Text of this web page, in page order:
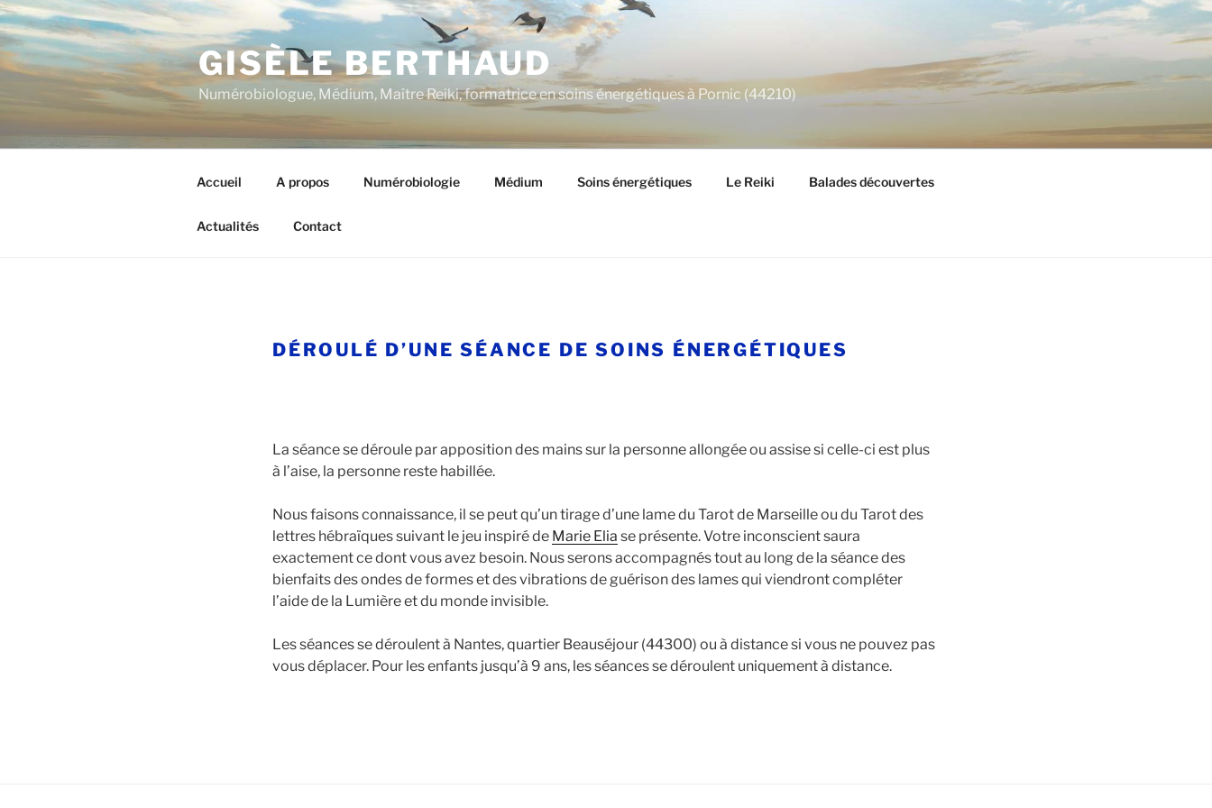
Aller
au
contenu
principal
GISÈLE BERTHAUD
Numérobiologue, Médium, Maître Reiki, formatrice en soins énergétiques à Pornic (44210)
Accueil A propos Numérobiologie Médium Soins énergétiques Le Reiki Balades découvertes
Actualités Contact
DÉROULÉ D’UNE SÉANCE DE SOINS ÉNERGÉTIQUES
La séance se déroule par apposition des mains sur la personne allongée ou assise si celle-ci est plus
à l’aise, la personne reste habillée.
Nous faisons connaissance, il se peut qu’un tirage d’une lame du Tarot de Marseille ou du Tarot des
lettres hébraïques suivant le jeu inspiré de Marie Elia se présente. Votre inconscient saura
exactement ce dont vous avez besoin. Nous serons accompagnés tout au long de la séance des
bienfaits des ondes de formes et des vibrations de guérison des lames qui viendront compléter
l’aide de la Lumière et du monde invisible.
Les séances se déroulent à Nantes, quartier Beauséjour (44300) ou à distance si vous ne pouvez pas
vous déplacer. Pour les enfants jusqu’à 9 ans, les séances se déroulent uniquement à distance.